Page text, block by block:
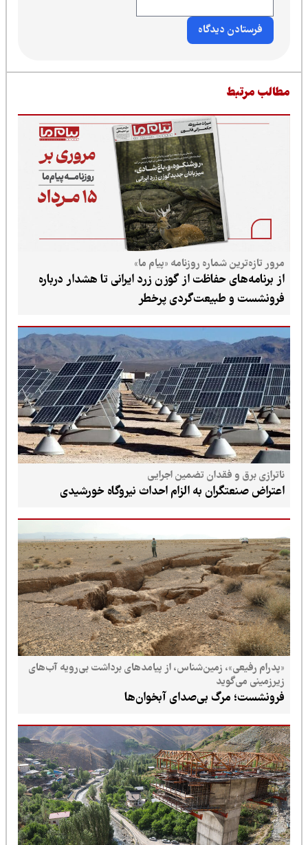
مرتبط
مرور تازه‌ترین شماره روزنامه «پیام ما»
از برنامه‌های حفاظت از گوزن زرد ایرانی تا هشدار درباره
فرونشست و طبیعت‌گردی پرخطر
ناترازی برق و فقدان تضمین اجرایی
اعتراض صنعتگران به الزام احداث نیروگاه خورشیدی
«پدرام رفیعی»، زمین‌شناس، از پیامدهای برداشت بی‌رویه آب‌های
زیرزمینی می‌گوید
فرونشست؛ مرگ بی‌صدای آبخوان‌ها